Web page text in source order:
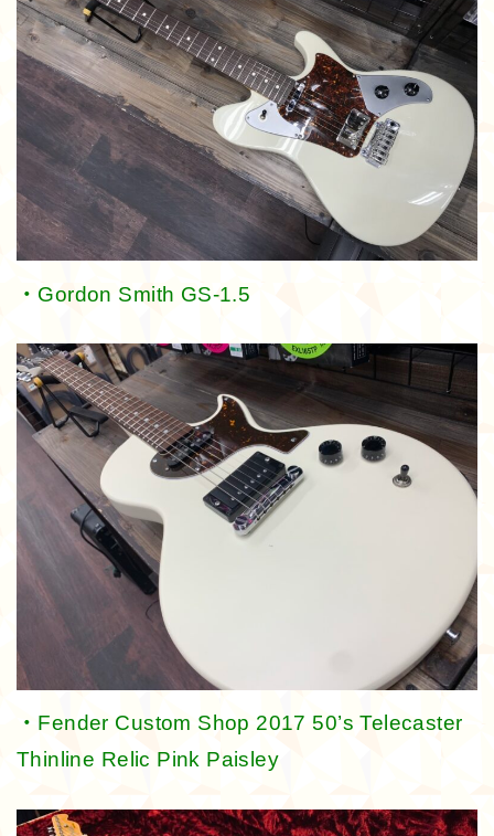
・Gordon Smith GS-1.5
・Fender Custom Shop 2017 50’s Telecaster
Thinline Relic Pink Paisley